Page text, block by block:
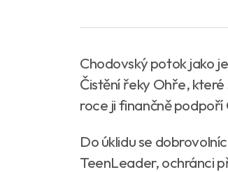
Chodovský potok jako
Čistění řeky Ohře,
roce ji finančně podpoří
Do úklidu se
TeenLeader, ochránci